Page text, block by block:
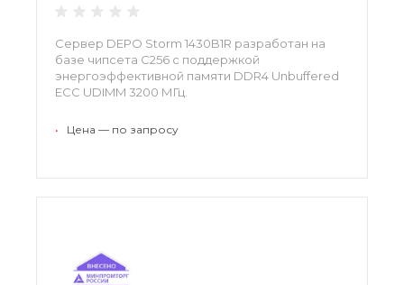
Сервер DEPO Storm 1430B1R разработан на
базе чипсета C256 с поддержкой
энергоэффективной памяти DDR4 Unbuffered
ECC UDIMM 3200 МГц.
• Цена — по запросу